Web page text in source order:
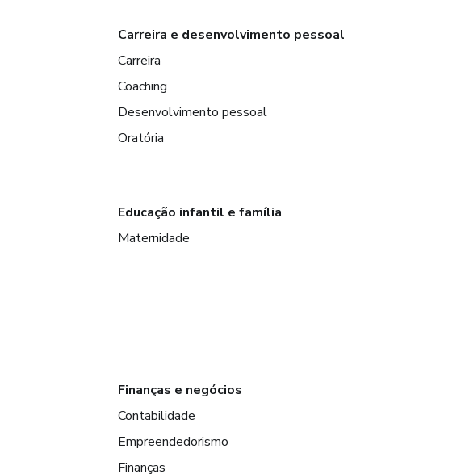
Carreira e desenvolvimento pessoal
Carreira
Coaching
Desenvolvimento pessoal
Oratória
Educação infantil e família
Maternidade
Finanças e negócios
Contabilidade
Empreendedorismo
Finanças